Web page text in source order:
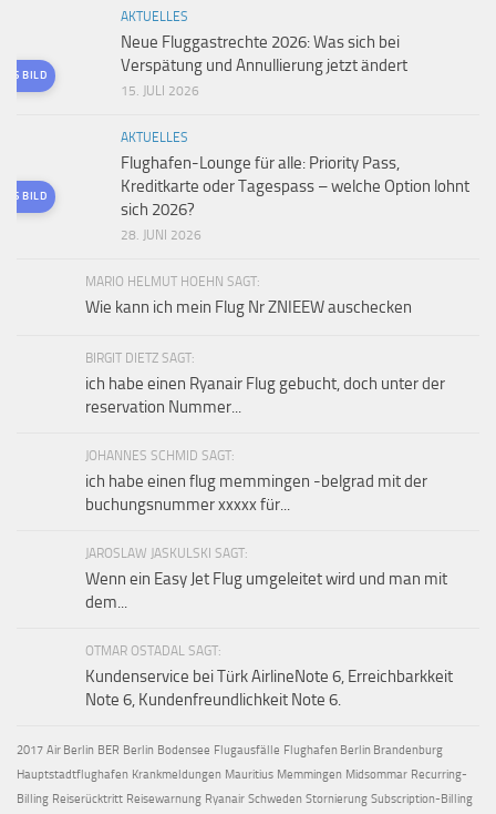
BILD
AKTUELLES
Neue Fluggastrechte 2026: Was sich bei
Verspätung und Annullierung jetzt ändert
15. JULI 2026
BILD
AKTUELLES
Flughafen-Lounge für alle: Priority Pass,
Kreditkarte oder Tagespass – welche Option lohnt
sich 2026?
28. JUNI 2026
MARIO HELMUT HOEHN SAGT:
Wie kann ich mein Flug Nr ZNIEEW auschecken
BIRGIT DIETZ SAGT:
ich habe einen Ryanair Flug gebucht, doch unter der
reservation Nummer...
JOHANNES SCHMID SAGT:
ich habe einen flug memmingen -belgrad mit der
buchungsnummer xxxxx für...
JAROSLAW JASKULSKI SAGT:
Wenn ein Easy Jet Flug umgeleitet wird und man mit
dem...
OTMAR OSTADAL SAGT:
Kundenservice bei Türk AirlineNote 6, Erreichbarkkeit
Note 6, Kundenfreundlichkeit Note 6.
2017 Air Berlin BER Berlin Bodensee Flugausfälle Flughafen Berlin Brandenburg
Hauptstadtflughafen Krankmeldungen Mauritius Memmingen Midsommar Recurring-
Billing Reiserücktritt Reisewarnung Ryanair Schweden Stornierung Subscription-Billing